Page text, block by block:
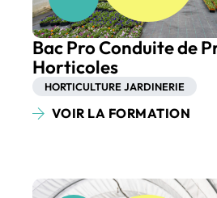
Bac Pro Conduite de
Horticoles
HORTICULTURE JARDINERIE
VOIR LA FORMATION